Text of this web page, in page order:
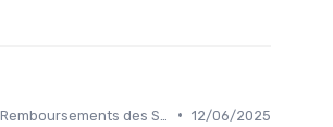
• 12/06/2025